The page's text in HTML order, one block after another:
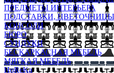
ПРЕДМЕТЫ ИНТЕРЬЕРА
ПОДСТАВКИ,
КОНСОЛИ
БЮРО
СУНДУКИ
БЕСКАРКАСНАЯ МЕБЕЛЬ
МЯГКАЯ МЕБЕЛЬ
HoReKa